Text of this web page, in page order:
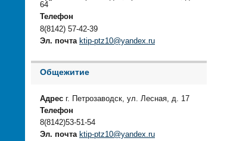
64
Телефон
8(8142) 57-42-39
Эл. почта ktip-ptz10@yandex.ru
Общежитие
Адрес г. Петрозаводск, ул. Лесная, д. 17
Телефон
8(8142)53-51-54
Эл. почта ktip-ptz10@yandex.ru